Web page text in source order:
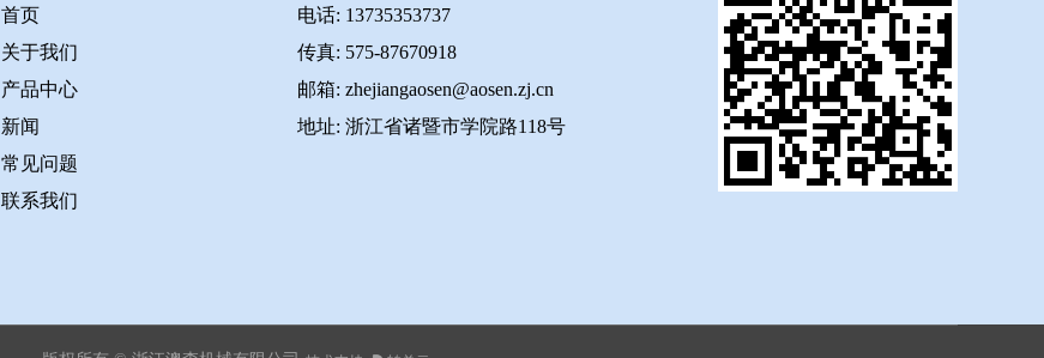
首页
关于我们
产品中心
新闻
常见问题
联系我们
电话: 13735353737
传真: 575-87670918
邮箱: zhejiangaosen@aosen.zj.cn
地址: 浙江省诸暨市学院路118号